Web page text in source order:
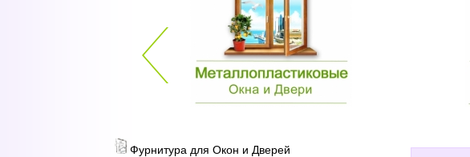
Фурнитура для Окон и Дверей